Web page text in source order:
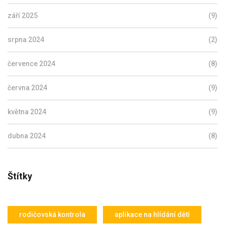
září 2025 (9)
srpna 2024 (2)
července 2024 (8)
června 2024 (9)
května 2024 (9)
dubna 2024 (8)
Štítky
rodičovská kontrola aplikace na hlídání dětí